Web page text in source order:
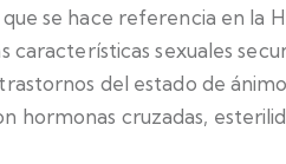
se hace referencia en la
características sexuales
del estado de
hormonas cruzadas,